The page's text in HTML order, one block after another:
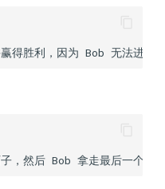
胜利，因为 Bob 无法进行
，然后 Bob 拿走最后一个石